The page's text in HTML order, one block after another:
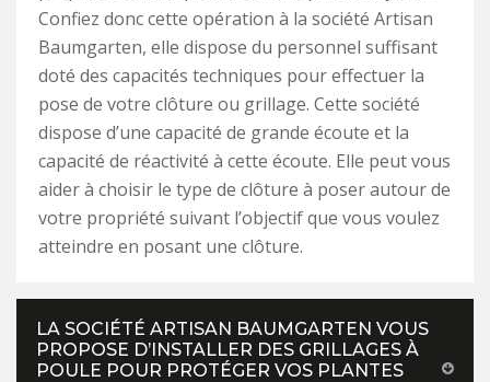
Confiez donc cette opération à la société Artisan
Baumgarten, elle dispose du personnel suffisant
doté des capacités techniques pour effectuer la
pose de votre clôture ou grillage. Cette société
dispose d’une capacité de grande écoute et la
capacité de réactivité à cette écoute. Elle peut vous
aider à choisir le type de clôture à poser autour de
votre propriété suivant l’objectif que vous voulez
atteindre en posant une clôture.
LA SOCIÉTÉ ARTISAN BAUMGARTEN VOUS
PROPOSE D’INSTALLER DES GRILLAGES À
POULE POUR PROTÉGER VOS PLANTES